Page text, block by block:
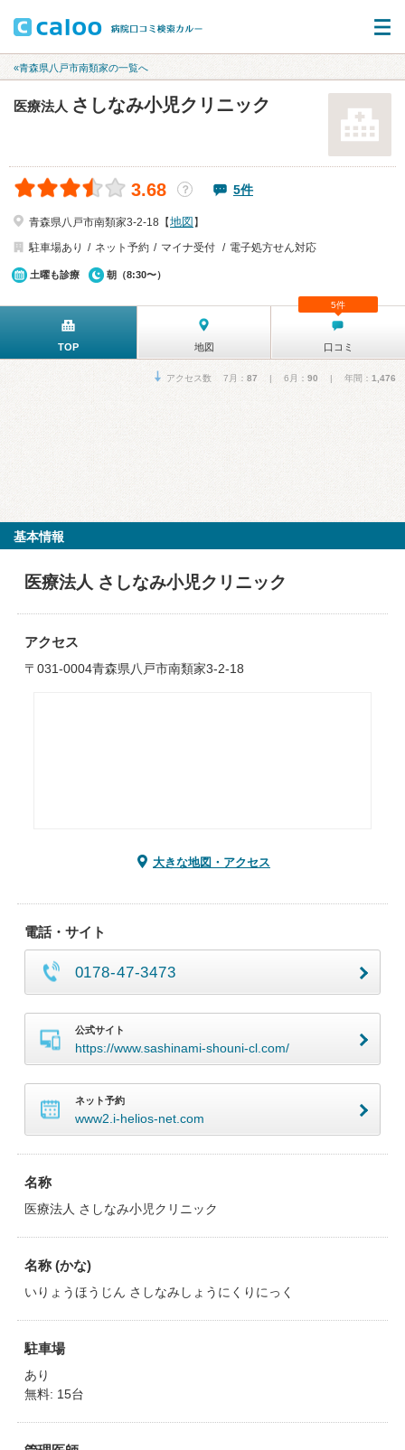
«青森県八戸市南類家の一覧へ
医療法人 さしなみ小児クリニック
3.68 ？ 5件
青森県八戸市南類家3-2-18【地図 】
駐車場あり
ネット予約 マイナ受付 電子処方せん対応
土曜も診療 朝（8:30〜）
TOP 地図 口コミ
5件
アクセス数 7月： 87 | 6月： 90 | 年間： 1,476
基本情報
医療法人 さしなみ小児クリニック
アクセス
〒031-0004青森県八戸市南類家3-2-18
大きな地図・アクセス
電話・サイト
0178-47-3473
公式サイト
https://www.sashinami-shouni-cl.com/
ネット予約
www2.i-helios-net.com
名称
医療法人 さしなみ小児クリニック
名称 (かな)
いりょうほうじん さしなみしょうにくりにっく
駐車場
あり
無料: 15台